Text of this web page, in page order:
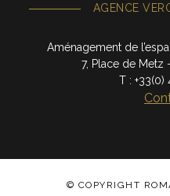
AGENCE
Aménagement de
7, Place de Metz
T : +33(0)
© COPYRIGHT